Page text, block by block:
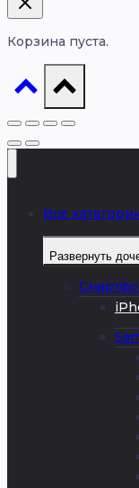
Корзина пуста.
Все
Развернуть